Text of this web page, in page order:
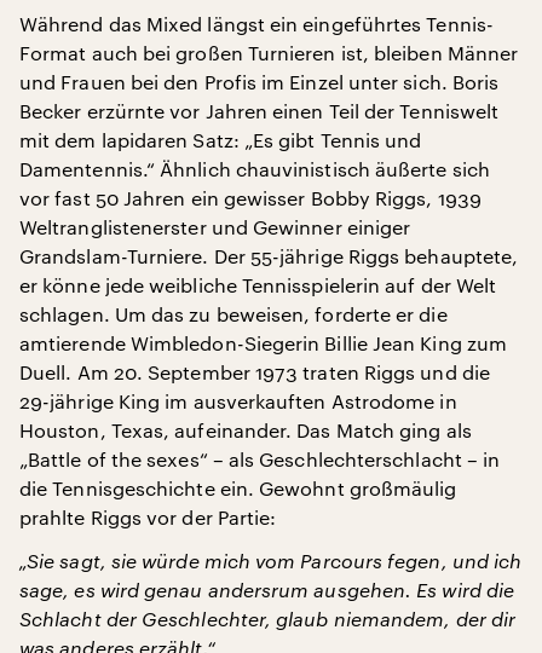
Während das Mixed längst ein eingeführtes Tennis-
Format auch bei großen Turnieren ist, bleiben Männer
und Frauen bei den Profis im Einzel unter sich. Boris
Becker erzürnte vor Jahren einen Teil der Tenniswelt
mit dem lapidaren Satz: „Es gibt Tennis und
Damentennis.“ Ähnlich chauvinistisch äußerte sich
vor fast 50 Jahren ein gewisser Bobby Riggs, 1939
Weltranglistenerster und Gewinner einiger
Grandslam-Turniere. Der 55-jährige Riggs behauptete,
er könne jede weibliche Tennisspielerin auf der Welt
schlagen. Um das zu beweisen, forderte er die
amtierende Wimbledon-Siegerin Billie Jean King zum
Duell. Am 20. September 1973 traten Riggs und die
29-jährige King im ausverkauften Astrodome in
Houston, Texas, aufeinander. Das Match ging als
„Battle of the sexes“ – als Geschlechterschlacht – in
die Tennisgeschichte ein. Gewohnt großmäulig
prahlte Riggs vor der Partie:
„Sie sagt, sie würde mich vom Parcours fegen, und ich
sage, es wird genau andersrum ausgehen. Es wird die
Schlacht der Geschlechter, glaub niemandem, der dir
was anderes erzählt.“